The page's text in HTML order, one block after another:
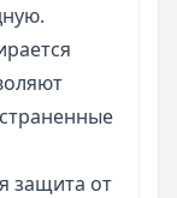
защита от